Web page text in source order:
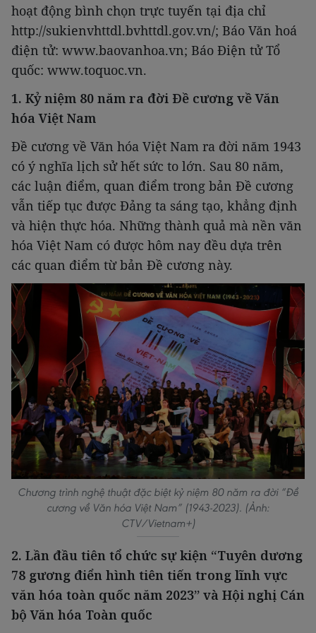
hoạt động bình chọn trực tuyến tại địa chỉ
http://sukienvhttdl.bvhttdl.gov.vn/; Báo Văn hoá
điện tử: www.baovanhoa.vn; Báo Điện tử Tổ
quốc: www.toquoc.vn.
1. Kỷ niệm 80 năm ra đời Đề cương về Văn
hóa Việt Nam
Đề cương về Văn hóa Việt Nam ra đời năm 1943
có ý nghĩa lịch sử hết sức to lớn. Sau 80 năm,
các luận điểm, quan điểm trong bản Đề cương
vẫn tiếp tục được Đảng ta sáng tạo, khẳng định
và hiện thực hóa. Những thành quả mà nền văn
hóa Việt Nam có được hôm nay đều dựa trên
các quan điểm từ bản Đề cương này.
Chương trình nghệ thuật đặc biệt kỷ niệm 80 năm ra đời “Đề
cương về Văn hóa Việt Nam” (1943-2023). (Ảnh:
CTV/Vietnam+)
2. Lần đầu tiên tổ chức sự kiện “Tuyên dương
78 gương điển hình tiên tiến trong lĩnh vực
văn hóa toàn quốc năm 2023” và Hội nghị Cán
bộ Văn hóa Toàn quốc